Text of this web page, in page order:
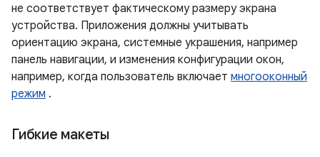
не соответствует фактическому размеру экрана
устройства. Приложения должны учитывать
ориентацию экрана, системные украшения, например
панель навигации, и изменения конфигурации окон,
например, когда пользователь включает многооконный
режим .
Гибкие макеты